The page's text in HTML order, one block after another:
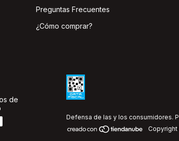
Preguntas Frecuentes
¿Cómo comprar?
de
Defensa de las y los consumidores.